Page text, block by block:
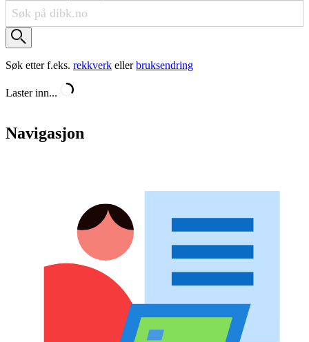
Søk etter f.eks. rekkverk ellerbruksendring
Laster inn...
Navigasjon